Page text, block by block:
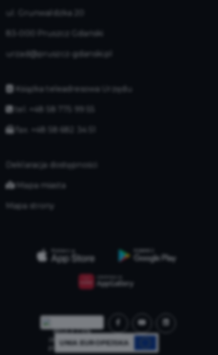
ul. Grunwaldzka 20
83-000 Pruszcz Gdański
urzad@pruszcz-gdanski.pl
Książka teleadresowa Urzędu
tel. +48 58 775 99 55
fax. +48 58 682 34 51
Deklaracja dostępności
Mapa miasta
Mapa strony
UNIA EUROPEJSKA